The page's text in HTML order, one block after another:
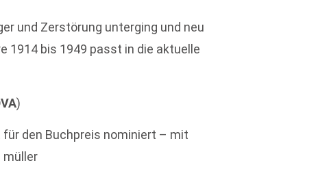
und Zerstörung unterging und neu
1914 bis 1949 passt in die aktuelle
)
den Buchpreis nominiert – mit
müller